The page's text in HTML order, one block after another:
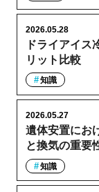
ドライアイス
リット比較
2026.05.28
知識
遺体安置にお
と換気の重要
2026.05.27
知識